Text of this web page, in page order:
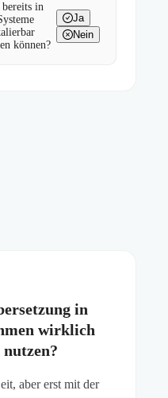
in
können?
Ja
Nein
in
wirklich
aber erst mit der